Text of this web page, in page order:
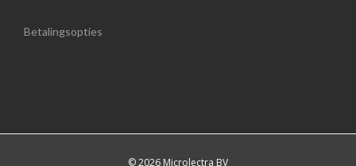
Betalingsopties
© 2026 Microlectra BV